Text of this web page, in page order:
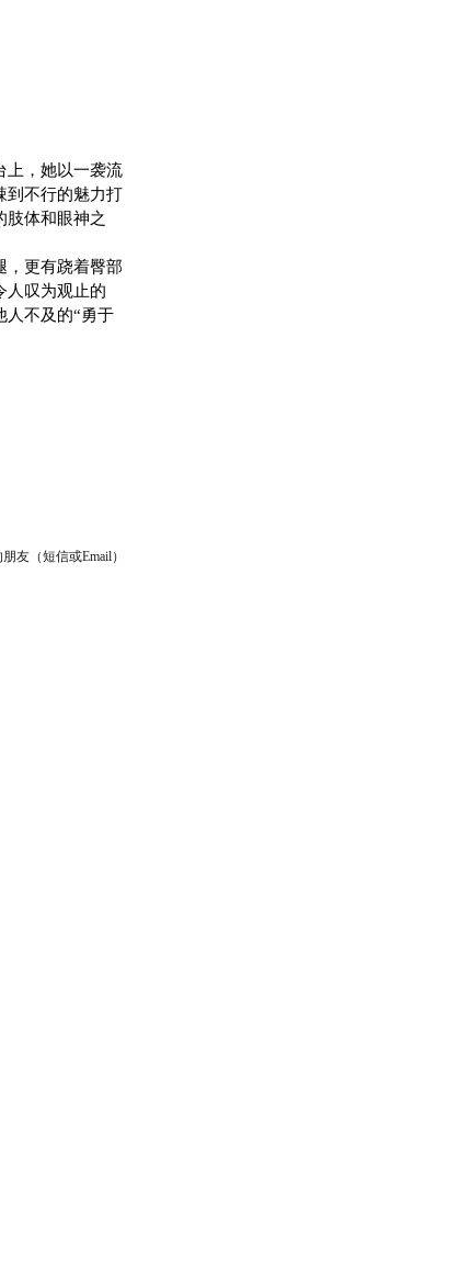
，她以一袭流
到不行的魅力打
肢体和眼神之
更有跷着臀部
人叹为观止的
人不及的“勇于
友（短信或Email）